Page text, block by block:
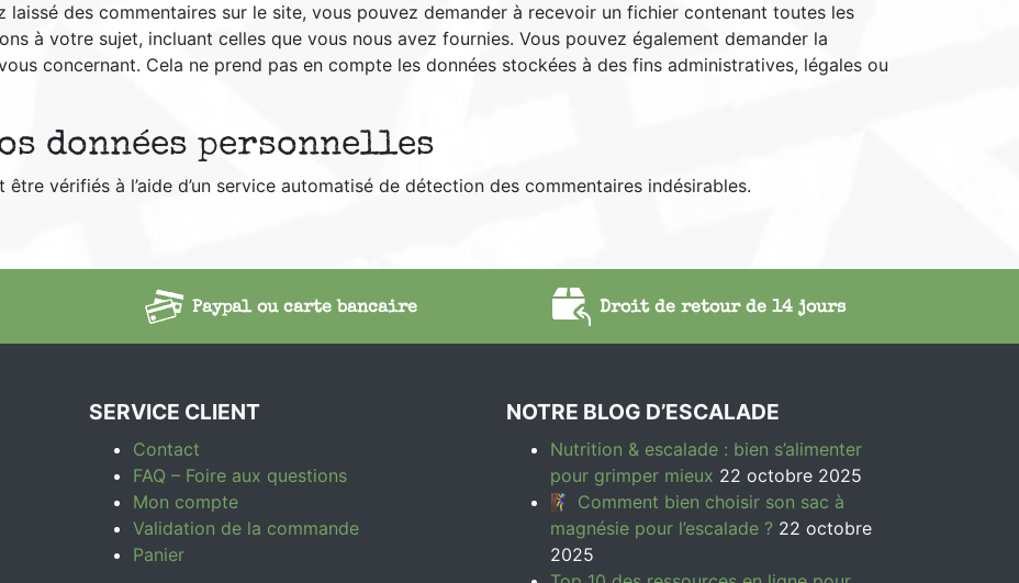
laissé des commentaires sur le site, vous pouvez demander à recevoir un fichier contenant toutes les
à votre sujet, incluant celles que vous nous avez fournies. Vous pouvez également demander la
concernant. Cela ne prend pas en compte les données stockées à des fins administratives, légales ou
données personnelles
vérifiés à l’aide d’un service automatisé de détection des commentaires indésirables.
Paypal ou carte bancaire Droit de retour de 14 jours
SERVICE CLIENT
Contact
FAQ – Foire aux questions
Mon compte
Validation de la commande
Panier
NOTRE BLOG D’ESCALADE
Nutrition & escalade : bien s’alimenter
pour grimper mieux 22 octobre 2025
🧗‍♀️ Comment bien choisir son sac à
magnésie pour l’escalade ? 22 octobre
2025